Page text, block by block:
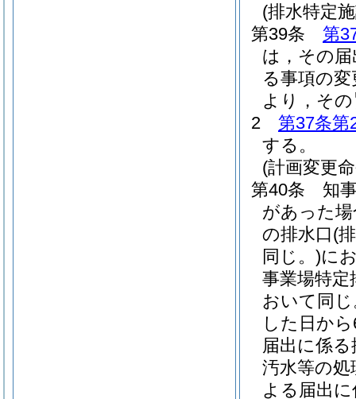
(排水特定
第39条
第
は，その
る事項の
より，そ
2
第37条第
する。
(計画変更
第40条
知
があった
の排水口(
同じ。)に
事業場特定
おいて同じ
した日か
届出に係
汚水等の
よる届出